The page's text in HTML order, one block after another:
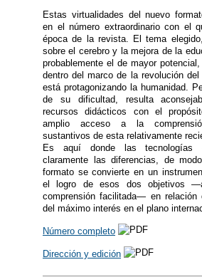
Estas virtualidades del nuevo
en el número extraordinario con el
época de la revista. El tema
sobre el cerebro y la mejora de la
probablemente el de mayor
dentro del marco de la revolución
está protagonizando la humanidad.
de su dificultad, resulta
recursos didácticos con el
amplio acceso a la
sustantivos de esta relativamente
Es aquí donde las tecnologías
claramente las diferencias, de
formato se convierte en un
el logro de esos dos objetivos
comprensión facilitada— en relación
del máximo interés en el plano
Número completo
Dirección y edición